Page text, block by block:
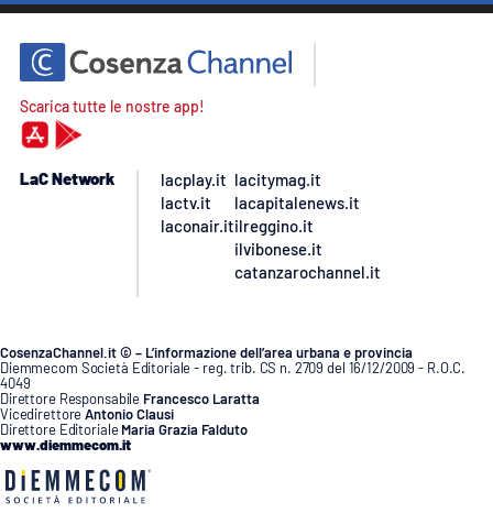
Scarica tutte le nostre app!
LaC Network
lacplay.it
lactv.it
laconair.it
lacitymag.it
lacapitalenews.it
ilreggino.it
ilvibonese.it
catanzarochannel.it
CosenzaChannel.it © – L’informazione dell’area urbana e provincia
Diemmecom Società Editoriale - reg. trib. CS n. 2709 del 16/12/2009 - R.O.C.
4049
Direttore Responsabile Francesco Laratta
VicedirettoreAntonio Clausi
Direttore Editoriale Maria Grazia Falduto
www.diemmecom.it